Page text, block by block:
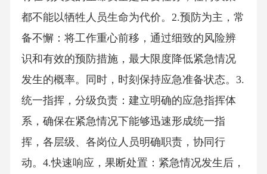
都不能以牺牲人员生命为代价。2.预防为主，常
备不懈：将工作重心前移，通过细致的风险辨
识和有效的预防措施，最大限度降低紧急情况
发生的概率。同时，时刻保持应急准备状态。3.
统一指挥，分级负责：建立明确的应急指挥体
系，确保在紧急情况下能够迅速形成统一指
挥，各层级、各岗位人员明确职责，协同行
动。4.快速响应，果断处置：紧急情况发生后，